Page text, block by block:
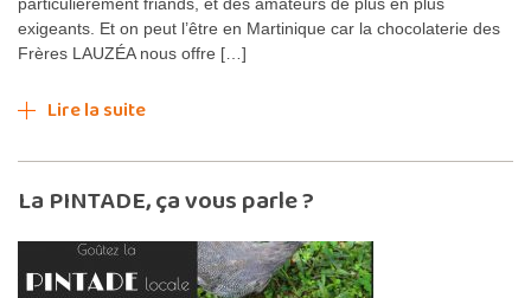
exigeants. Et on peut l’être en Martinique car la chocolaterie des
Frères LAUZÉA nous offre […]
Lire la suite
La PINTADE, ça vous parle ?